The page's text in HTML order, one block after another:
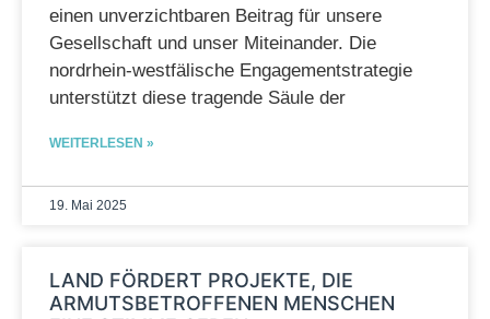
einen unverzichtbaren Beitrag für unsere
Gesellschaft und unser Miteinander. Die
nordrhein-westfälische Engagementstrategie
unterstützt diese tragende Säule der
WEITERLESEN »
19. Mai 2025
LAND FÖRDERT PROJEKTE, DIE
ARMUTSBETROFFENEN MENSCHEN